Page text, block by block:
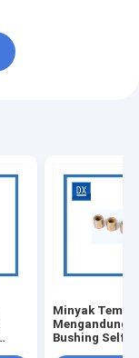
Minyak
Mengandung
Bushing Self